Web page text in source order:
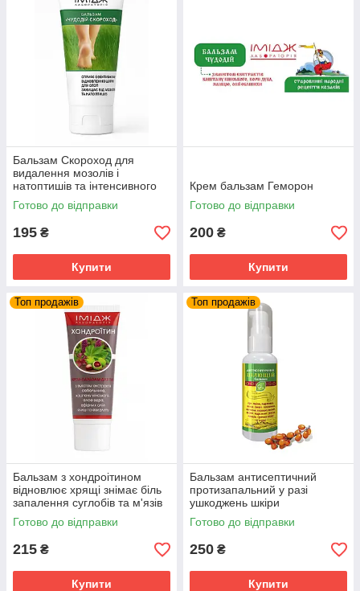
Бальзам Скороход для
видалення мозолів і
натоптишів та інтенсивного
пом'якшення шкіри стоп
Готово до відправки
195 ₴
Купити
Крем бальзам Геморон
Готово до відправки
200 ₴
Купити
Топ продажів
Бальзам з хондроітином
відновлює хрящі знімає біль
запалення суглобів та м'язів
Імідж
Готово до відправки
215 ₴
Купити
Топ продажів
Бальзам антисептичний
протизапальний у разі
ушкоджень шкіри
Готово до відправки
250 ₴
Купити